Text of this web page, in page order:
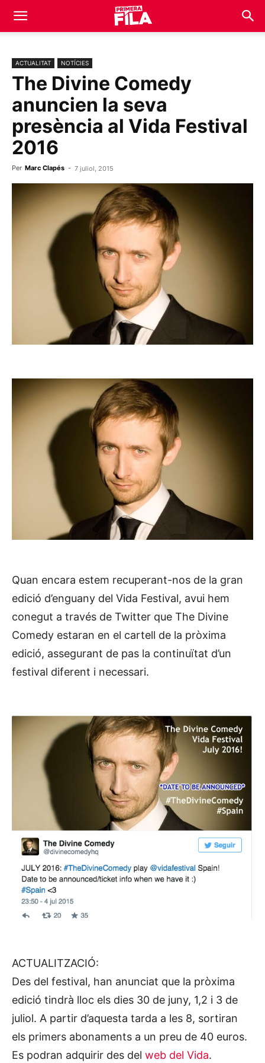
ACTUALITAT NOTÍCIES
The Divine Comedy
anuncien la seva
presència al Vida Festival
2016
Per Marc Clapés - 7 juliol, 2015
Quan encara estem recuperant-nos de la gran
edició d’enguany del Vida Festival, avui hem
conegut a través de Twitter que The Divine
Comedy estaran en el cartell de la pròxima
edició, assegurant de pas la continuïtat d’un
festival diferent i necessari.
ACTUALITZACIÓ:
Des del festival, han anunciat que la pròxima
edició tindrà lloc els dies 30 de juny, 1,2 i 3 de
juliol. A partir d’aquesta tarda a les 8, sortiran
els primers abonaments a un preu de 40 euros.
Es podran adquirir des del web del Vida.